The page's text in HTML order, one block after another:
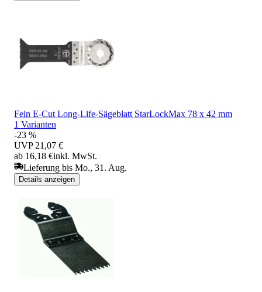
Fein E-Cut Long-Life-Sägeblatt StarLockMax 78 x 42 mm
1 Varianten
-23 %
UVP 21,07 €
ab 16,18 €inkl. MwSt.
Lieferung bis Mo., 31. Aug.
Details anzeigen